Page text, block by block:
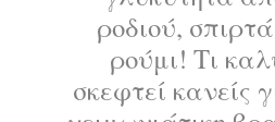
ροδιού,
ρούμι! Τι
σκεφτεί κανείς